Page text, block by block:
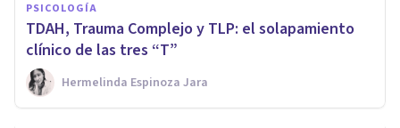
PSICOLOGÍA
TDAH, Trauma Complejo y TLP: el solapamiento
clínico de las tres “T”
Hermelinda Espinoza Jara